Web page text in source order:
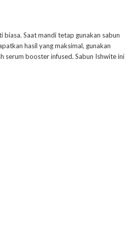
biasa. Saat mandi tetap gunakan sabun
hasil yang maksimal, gunakan
serum booster infused. Sabun Ishwite ini